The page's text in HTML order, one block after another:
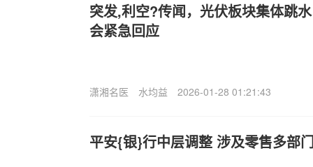
突发,利空?传闻，光伏板块集体跳
会紧急回应
潇湘名医 水均益 2026-01-28 01:21:43
平安{银}行中层调整 涉及零售多部